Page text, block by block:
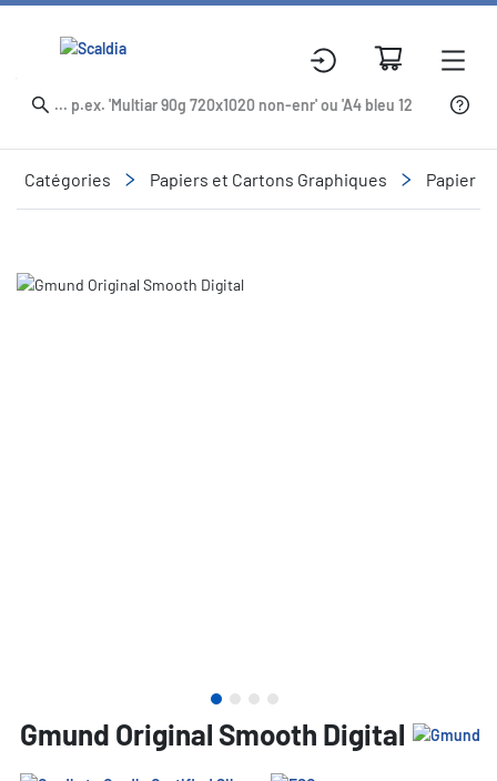
Catégories Papiers et Cartons Graphiques Papier
Slide 1 of 4
Gmund Original Smooth Digital